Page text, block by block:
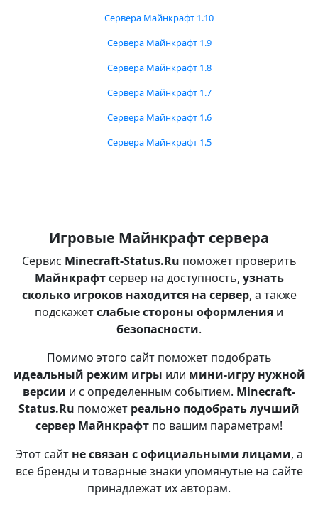
Сервера Майнкрафт 1.10
Сервера Майнкрафт 1.9
Сервера Майнкрафт 1.8
Сервера Майнкрафт 1.7
Сервера Майнкрафт 1.6
Сервера Майнкрафт 1.5
Игровые Майнкрафт сервера
Сервис Minecraft-Status.Ru поможет проверить
Майнкрафтсервер на доступность, узнать
сколько игроков находится на сервер, а также
подскажетслабые стороны оформления и
безопасности.
Помимо этого сайт поможет подобрать
идеальный режим игры или мини-игру нужной
версии и с определенным событием. Minecraft-
Status.Ru поможет реально подобрать лучший
сервер Майнкрафт по вашим параметрам!
Этот сайт не связан с официальными лицами, а
все бренды и товарные знаки упомянутые на сайте
принадлежат их авторам.